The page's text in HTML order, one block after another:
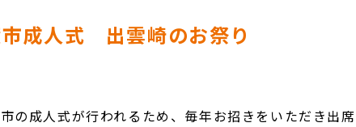
成人式 出雲崎のお祭り
の成人式が行われるため、毎年お招きをいただき出